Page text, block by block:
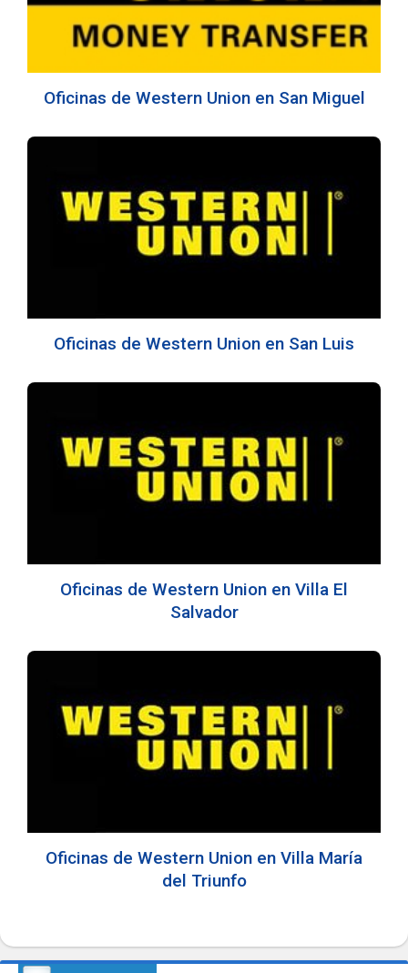
Oficinas de Western Union en San Miguel
Oficinas de Western Union en San Luis
Oficinas de Western Union en Villa El
Salvador
Oficinas de Western Union en Villa María
del Triunfo